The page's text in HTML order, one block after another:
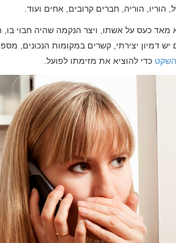
הוריה, חברים קרובים, אחים ועוד.
מאד כעס על אשתו, ויצר הנקמה שהיה חבוי בו,
דמיון יצירתי, קשרים במקומות הנכונים,
השקט כדי להוציא את מזימתו לפועל.